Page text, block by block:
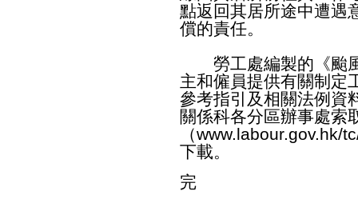
點返回其居所途中遭遇
償的責任。
勞工處編製的《颱風
主和僱員提供有關制定
參考指引及相關法例資
關係科各分區辦事處索
（www.labour.gov.hk/
下載。
完